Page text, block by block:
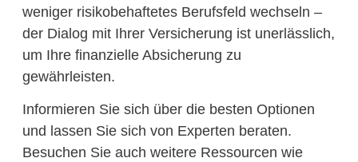
weniger risikobehaftetes Berufsfeld wechseln –
der Dialog mit Ihrer Versicherung ist unerlässlich,
um Ihre finanzielle Absicherung zu
gewährleisten.
Informieren Sie sich über die besten Optionen
und lassen Sie sich von Experten beraten.
Besuchen Sie auch weitere Ressourcen wie